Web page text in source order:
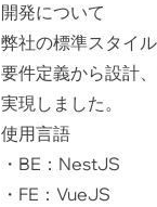
開発について
弊社の標準スタイ
要件定義から設計
実現しました。
使用言語
・BE：NestJS
・FE：VueJS